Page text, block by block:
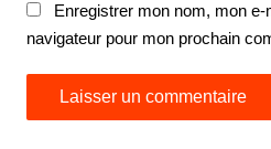
Enregistrer mon nom, mon
navigateur pour mon prochain